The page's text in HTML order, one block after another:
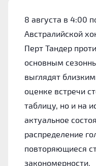
8 августа в 4:00
Австралийской
Перт Тандер
основным
выглядят
оценке встречи
таблицу, но и на
актуальное
распределение
повторяющиеся
закономерности.